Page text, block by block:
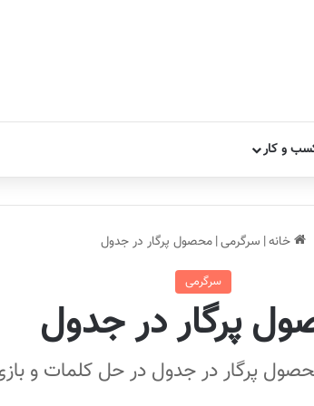
و کار
خانه| سرگرمی|محصول پرگار در جدول
سرگرمی
پرگار در جدول
پرگار در جدول در حل کلمات و